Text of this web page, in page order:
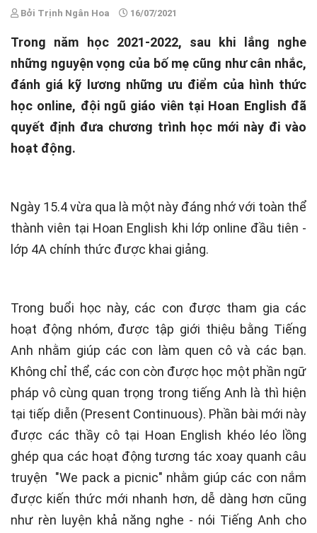
Bởi Trịnh Ngân Hoa 16/07/2021
Trong năm học 2021-2022, sau khi lắng nghe
những nguyện vọng của bố mẹ cũng như cân nhắc,
đánh giá kỹ lương những ưu điểm của hình thức
học online, đội ngũ giáo viên tại Hoan English đã
quyết định đưa chương trình học mới này đi vào
hoạt động.
Ngày 15.4 vừa qua là một này đáng nhớ với toàn thể
thành viên tại Hoan English khi lớp online đầu tiên -
lớp 4A chính thức được khai giảng.
Trong buổi học này, các con được tham gia các
hoạt động nhóm, được tập giới thiệu bằng Tiếng
Anh nhằm giúp các con làm quen cô và các bạn.
Không chỉ thể, các con còn được học một phần ngữ
pháp vô cùng quan trọng trong tiếng Anh là thì hiện
tại tiếp diễn (Present Continuous). Phần bài mới này
được các thầy cô tại Hoan English khéo léo lồng
ghép qua các hoạt động tương tác xoay quanh câu
truyện "We pack a picnic" nhằm giúp các con nắm
được kiến thức mới nhanh hơn, dễ dàng hơn cũng
như rèn luyện khả năng nghe - nói Tiếng Anh cho